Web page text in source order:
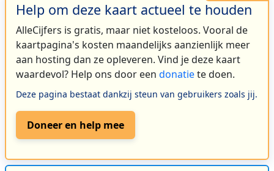
Help om deze kaart actueel te houden
AlleCijfers is gratis, maar niet kosteloos. Vooral de
kaartpagina's kosten maandelijks aanzienlijk meer
aan hosting dan ze opleveren. Vind je deze kaart
waardevol? Help ons door een donatiete doen.
Deze pagina bestaat dankzij steun van gebruikers zoals jij.
Doneer en help mee